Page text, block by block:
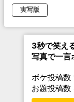
実写版
3秒で笑え
写真で一
ボケ投稿数
お題投稿数